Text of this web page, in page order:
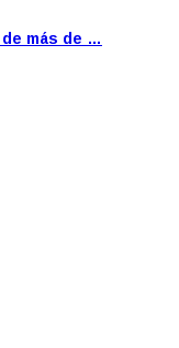
más de …